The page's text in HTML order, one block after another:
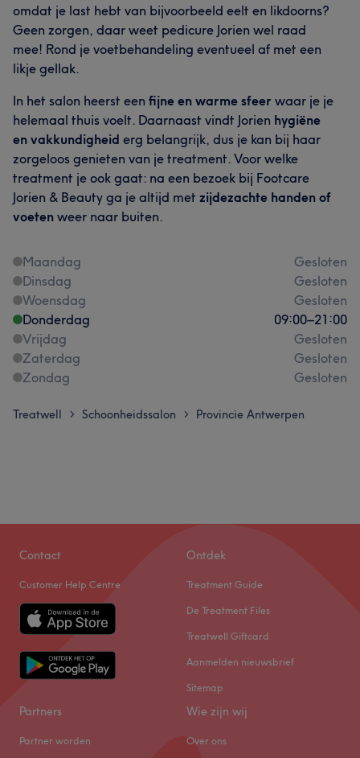
omdat je last hebt van bijvoorbeeld eelt en likdoorns?
Geen zorgen, daar weet pedicure Jorien wel raad
mee! Rond je voetbehandeling eventueel af met een
likje gellak.
In het salon heerst een fijne en warme sfeer waar je je
helemaal thuis voelt. Daarnaast vindt Jorien hygiëne
en vakkundigheid erg belangrijk, dus je kan bij haar
zorgeloos genieten van je treatment. Voor welke
treatment je ook gaat: na een bezoek bij Footcare
Jorien & Beauty ga je altijd met zijdezachte handen of
voeten weer naar buiten.
Maandag
Gesloten
Dinsdag
Gesloten
Woensdag
Gesloten
Donderdag
09:00–21:00
Vrijdag
Gesloten
Zaterdag
Gesloten
Zondag
Gesloten
Treatwell > Schoonheidssalon > Provincie Antwerpen
Contact
Customer Help Centre
Ontdek
Treatment Guide
De Treatment Files
Treatwell Giftcard
Aanmelden nieuwsbrief
Sitemap
Partners
Partner worden
Wie zijn wij
Over ons